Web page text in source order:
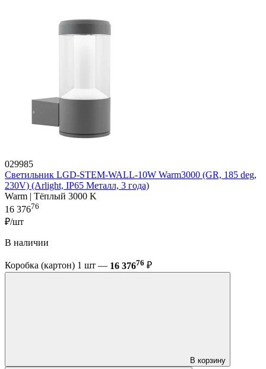
029985
Светильник LGD-STEM-WALL-10W Warm3000 (GR, 185 deg,
230V) (Arlight, IP65 Металл, 3 года)
Warm | Тёплый 3000 K
16 37676
₽/шт
В наличии
Коробка (картон) 1 шт — 16 37676 ₽
В корзину